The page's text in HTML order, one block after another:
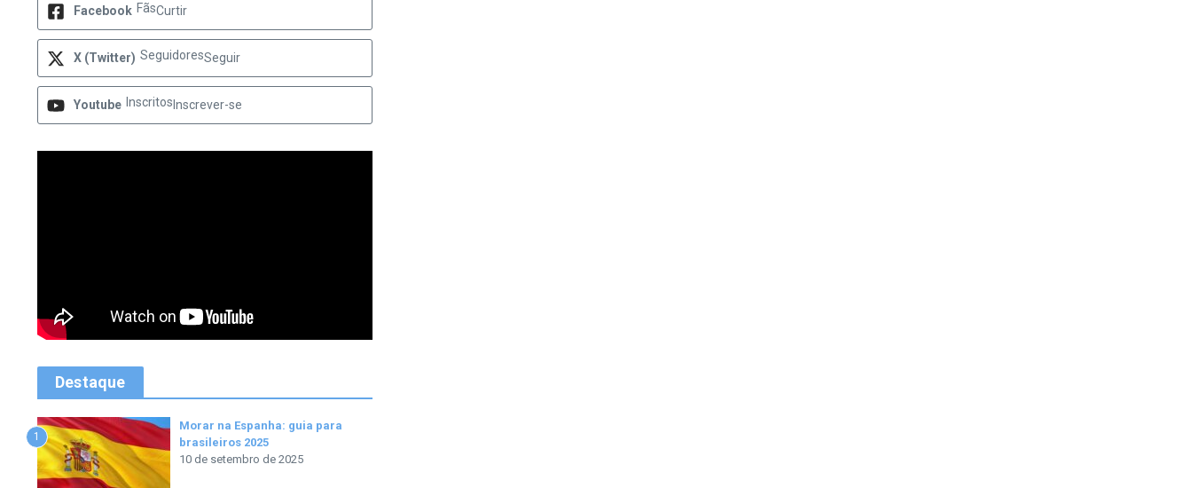
Facebook FãsCurtir
X (Twitter) SeguidoresSeguir
Youtube Inscritos Inscrever-se
Destaque
1
Morar na Espanha: guia para
brasileiros 2025
10 de setembro de 2025